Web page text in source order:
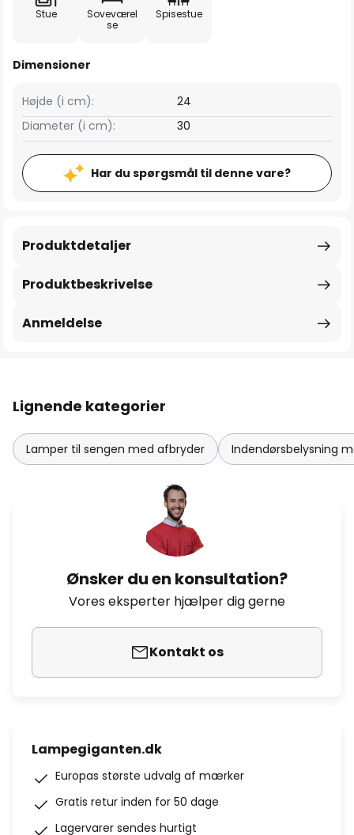
Stue
Soveværel
se
Spisestue
Dimensioner
Højde (i cm):
24
Diameter (i cm):
30
Har du spørgsmål til denne vare?
Produktbeskrivelse
Produktdetaljer
Anmeldelse
Lignende kategorier
Lamper til sengen med afbryder Indendørsbelysning
Ønsker du en konsultation?
Vores eksperter hjælper dig gerne
Kontakt os
Lampegiganten.dk
Europas største udvalg af mærker
Gratis retur inden for 50 dage
Lagervarer sendes hurtigt